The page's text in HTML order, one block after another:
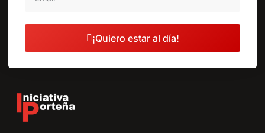
¡Quiero estar al día!